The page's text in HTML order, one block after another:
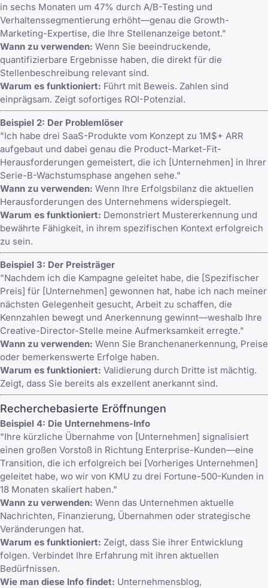
in sechs Monaten um 47% durch A/B-Testing und
Verhaltenssegmentierung erhöht—genau die Growth-
Marketing-Expertise, die Ihre Stellenanzeige betont."
Wann zu verwenden: Wenn Sie beeindruckende,
quantifizierbare Ergebnisse haben, die direkt für die
Stellenbeschreibung relevant sind.
Warum es funktioniert: Führt mit Beweis. Zahlen sind
einprägsam. Zeigt sofortiges ROI-Potenzial.
Beispiel 2: Der Problemlöser
"Ich habe drei SaaS-Produkte vom Konzept zu 1M$+ ARR
aufgebaut und dabei genau die Product-Market-Fit-
Herausforderungen gemeistert, die ich [Unternehmen] in Ihrer
Serie-B-Wachstumsphase angehen sehe."
Wann zu verwenden: Wenn Ihre Erfolgsbilanz die aktuellen
Herausforderungen des Unternehmens widerspiegelt.
Warum es funktioniert: Demonstriert Mustererkennung und
bewährte Fähigkeit, in ihrem spezifischen Kontext erfolgreich
zu sein.
Beispiel 3: Der Preisträger
"Nachdem ich die Kampagne geleitet habe, die [Spezifischer
Preis] für [Unternehmen] gewonnen hat, habe ich nach meiner
nächsten Gelegenheit gesucht, Arbeit zu schaffen, die
Kennzahlen bewegt und Anerkennung gewinnt—weshalb Ihre
Creative-Director-Stelle meine Aufmerksamkeit erregte."
Wann zu verwenden: Wenn Sie Branchenanerkennung, Preise
oder bemerkenswerte Erfolge haben.
Warum es funktioniert: Validierung durch Dritte ist mächtig.
Zeigt, dass Sie bereits als exzellent anerkannt sind.
Recherchebasierte Eröffnungen
Beispiel 4: Die Unternehmens-Info
"Ihre kürzliche Übernahme von [Unternehmen] signalisiert
einen großen Vorstoß in Richtung Enterprise-Kunden—eine
Transition, die ich erfolgreich bei [Vorheriges Unternehmen]
geleitet habe, wo wir von KMU zu drei Fortune-500-Kunden in
18 Monaten skaliert haben."
Wann zu verwenden: Wenn das Unternehmen aktuelle
Nachrichten, Finanzierung, Übernahmen oder strategische
Veränderungen hat.
Warum es funktioniert: Zeigt, dass Sie ihrer Entwicklung
folgen. Verbindet Ihre Erfahrung mit ihren aktuellen
Bedürfnissen.
Wie man diese Info findet: Unternehmensblog,